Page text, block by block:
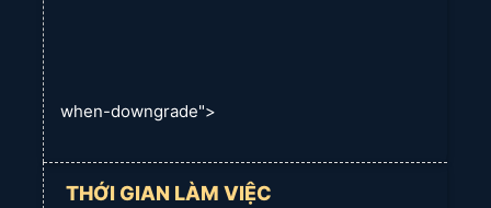
when-downgrade">
THỚI GIAN LÀM VIỆC